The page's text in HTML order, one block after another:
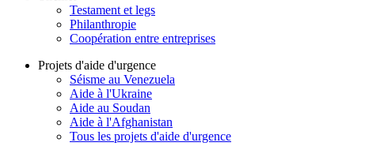
Testament et legs
Philanthropie
Coopération entre entreprises
Projets d'aide d'urgence
Séisme au Venezuela
Aide à l'Ukraine
Aide au Soudan
Aide à l'Afghanistan
Tous les projets d'aide d'urgence